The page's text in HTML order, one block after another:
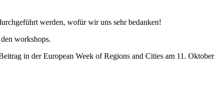
werden, wofür wir uns sehr bedanken!
workshops.
in der European Week of Regions and Cities am 11. Oktober